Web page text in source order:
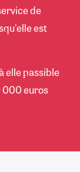
de
est
elle passible
000 euros